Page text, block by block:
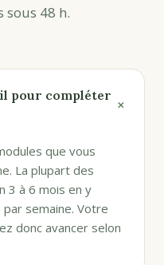
sous 48 h.
pour compléter +
que vous
La plupart des
3 à 6 mois en y
semaine. Votre
donc avancer selon